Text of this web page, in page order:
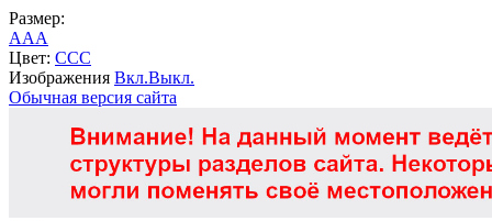
Размер:
AAA
Цвет: CCC
Изображения Вкл.Выкл.
Обычная версия сайта